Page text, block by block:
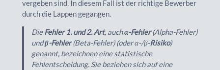
vergeben sind. In diesem Fall ist der richtige Bewerber
durch die Lappen gegangen.
DieFehler 1. und 2. Art, auchα-Fehler(Alpha-Fehler)
undβ-Fehler(Beta-Fehler) (oder α-/β-Risiko)
genannt, bezeichnen eine statistische
Fehlentscheidung. Sie beziehen sich auf eine